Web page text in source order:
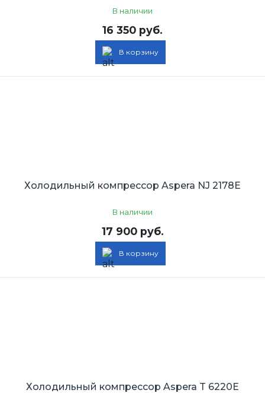
В наличии
16 350 руб.
В корзину
Холодильный компрессор Aspera NJ 2178E
В наличии
17 900 руб.
В корзину
Холодильный компрессор Aspera T 6220E